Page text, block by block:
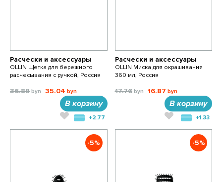
Расчески и аксессуары
OLLIN Щетка для бережного
расчесывания с ручкой, Россия
36.88 35.04
В корзину
+2.77
Расчески и аксессуары
OLLIN Миска для окрашивания
360 мл, Россия
17.76 16.87
В корзину
+1.33
-5% -5%